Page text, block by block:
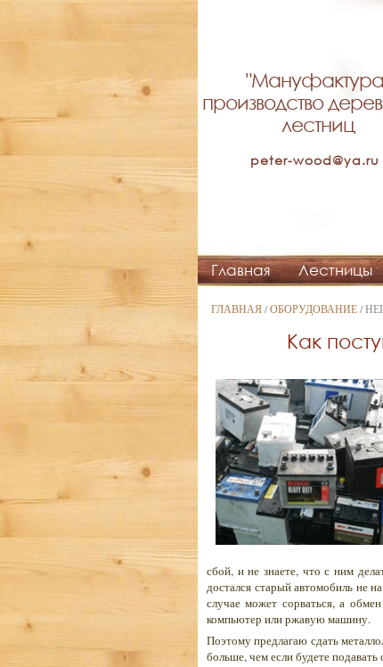
производство
лестниц
peter-wood@ya.ru
Главная Лестницы
ГЛАВНАЯ/ОБОРУДОВАНИЕ/
Как
сбой, и не знаете, что с ним
достался старый автомобиль не
случае может сорваться, а
компьютер или ржавую машину.
Поэтому предлагаю сдать
больше, чем если будете